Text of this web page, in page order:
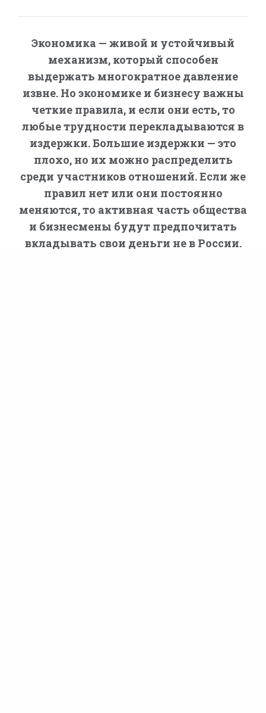
Экономика — живой и устойчивый
механизм, который способен
выдержать многократное давление
извне. Но экономике и бизнесу важны
четкие правила, и если они есть, то
любые трудности перекладываются в
издержки. Большие издержки — это
плохо, но их можно распределить
среди участников отношений. Если же
правил нет или они постоянно
меняются, то активная часть общества
и бизнесмены будут предпочитать
вкладывать свои деньги не в России.